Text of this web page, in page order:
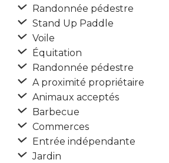
Randonnée pédestre
Stand Up Paddle
Voile
Équitation
Randonnée pédestre
A proximité propriétaire
Animaux acceptés
Barbecue
Commerces
Entrée indépendante
Jardin